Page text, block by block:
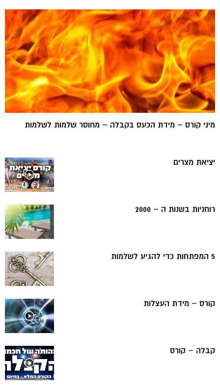
מיני קורס – מידת הכעס בקבלה – מחוסר שלמות לשלמות
יציאת מצרים
רוחניות בשנות ה – 2000
5 המפתחות כדי להגיע לשלמות
קורס – מידת העצלות
קבלה – קורס